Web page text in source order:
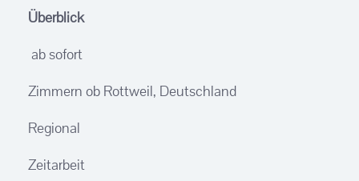
Überblick
ab sofort
Zimmern ob Rottweil, Deutschland
Regional
Zeitarbeit